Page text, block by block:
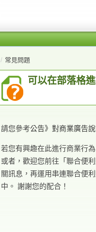
/ 常見問題
可以在部落格
請您參考公告》對商業廣告說
若您有興趣在此進行商業行
或者，歡迎您前往「聯合便
關訊息，再運用串連聯合便
中。 謝謝您的配合！